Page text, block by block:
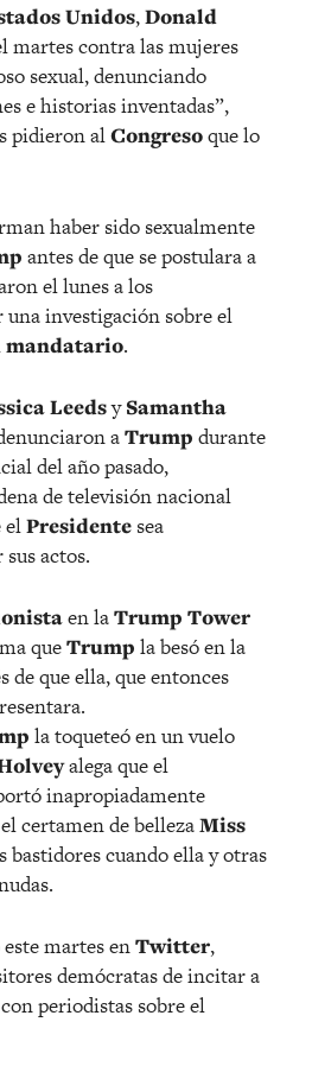
Unidos,Donald
martes contra las mujeres
sexual, denunciando
e historias inventadas”,
pidieron alCongresoque lo
haber sido sexualmente
antes de que se postulara a
el lunes a los
una investigación sobre el
mandatario.
LeedsySamantha
aTrump durante
del año pasado,
de televisión nacional
elPresidentesea
actos.
en laTrump Tower
queTrump la besó en la
de que ella, que entonces
la toqueteó en un vuelo
alega que el
inapropiadamente
certamen de bellezaMiss
bastidores cuando ella y otras
martes enTwitter,
demócratas de incitar a
periodistas sobre el